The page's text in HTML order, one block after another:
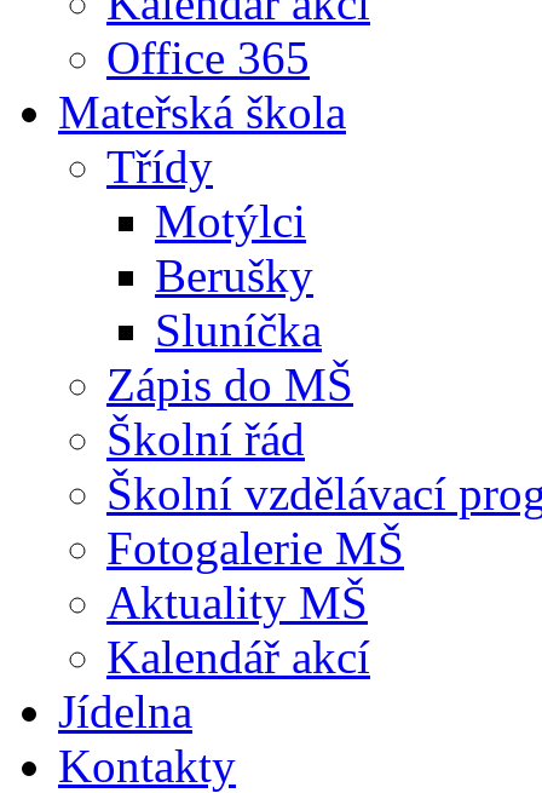
Office 365
Mateřská škola
Třídy
Motýlci
Berušky
Sluníčka
Zápis do MŠ
Školní řád
Školní vzdělávací
Fotogalerie MŠ
Aktuality MŠ
Kalendář akcí
Jídelna
Kontakty